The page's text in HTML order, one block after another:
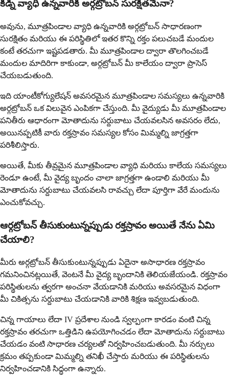
కిడ్నీ వ్యాధి ఉన్నవారికి అర్గట్రోబన్ సురక్షితమేనా?
అవును, మూత్రపిండాల వ్యాధి ఉన్నవారికి అర్గట్రోబన్ సాధారణంగా
సురక్షితం మరియు ఈ పరిస్థితిలో ఇతర కొన్ని రక్తం పలుచబడే మందుల
కంటే తరచుగా ఇష్టపడతారు. మీ మూత్రపిండాల ద్వారా తొలగించబడే
మందుల మాదిరిగా కాకుండా, అర్గట్రోబన్ మీ కాలేయం ద్వారా ప్రాసెస్
చేయబడుతుంది.
ఇది యాంటీకోగ్యులేషన్ అవసరమైన మూత్రపిండాల సమస్యలు ఉన్నవారికి
అర్గట్రోబన్ ఒక విలువైన ఎంపికగా చేస్తుంది. మీ వైద్యుడు మీ మూత్రపిండాల
పనితీరు ఆధారంగా మోతాదును సర్దుబాటు చేయవలసిన అవసరం లేదు,
అయినప్పటికీ వారు రక్తస్రావం సమస్యల కోసం మిమ్మల్ని జాగ్రత్తగా
పరిశీలిస్తారు.
అయితే, మీకు తీవ్రమైన మూత్రపిండాల వ్యాధి మరియు కాలేయ సమస్యలు
రెండూ ఉంటే, మీ వైద్య బృందం చాలా జాగ్రత్తగా ఉండాలి మరియు మీ
మోతాదును సర్దుబాటు చేయవలసి రావచ్చు లేదా పూర్తిగా వేరే మందును
ఎంచుకోవచ్చు.
ఆర్గట్రోబన్ తీసుకుంటున్నప్పుడు రక్తస్రావం అయితే నేను ఏమి
చేయాలి?
మీరు అర్గట్రోబన్ తీసుకుంటున్నప్పుడు ఏదైనా అసాధారణ రక్తస్రావం
గమనించినట్లయితే, వెంటనే మీ వైద్య బృందానికి తెలియజేయండి. రక్తస్రావం
పరిస్థితులను త్వరగా అంచనా వేయడానికి మరియు అవసరమైన విధంగా
మీ చికిత్సను సర్దుబాటు చేయడానికి వారికి శిక్షణ ఇవ్వబడుతుంది.
చిన్న గాయాలు లేదా IV ప్రదేశాల నుండి స్వల్పంగా కారడం వంటి చిన్న
రక్తస్రావం తరచుగా ఒత్తిడిని ఉపయోగించడం లేదా మోతాదును సర్దుబాటు
చేయడం వంటి సాధారణ చర్యలతో నిర్వహించబడుతుంది. మీ నర్సులు
క్రమం తప్పకుండా మిమ్మల్ని తనిఖీ చేస్తారు మరియు ఈ పరిస్థితులను
నిర్వహించడానికి సిద్ధంగా ఉన్నారు.